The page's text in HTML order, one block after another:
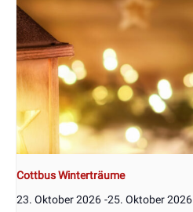
Cottbus Winterträume
23. Oktober 2026 -25. Oktober 2026